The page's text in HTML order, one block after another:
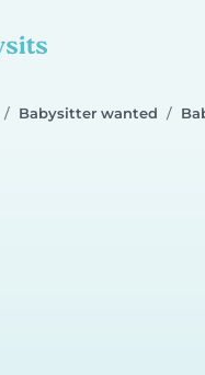
Babysitter wanted